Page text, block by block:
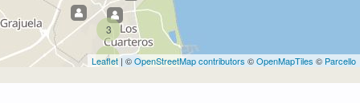
4
3
Leaflet | ©OpenStreetMap contributors ©OpenMapTiles © Parcello